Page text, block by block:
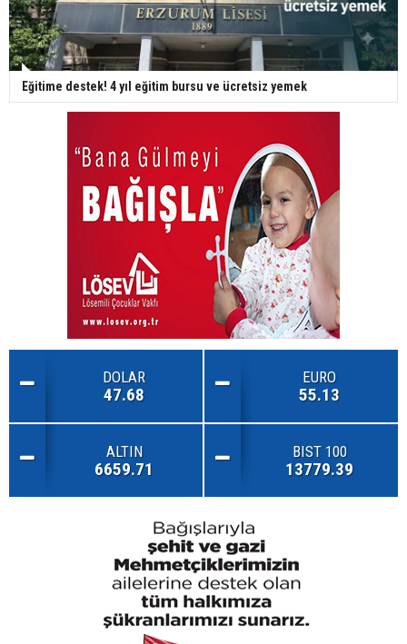
Eğitime destek! 4 yıl eğitim bursu ve ücretsiz yemek
DOLAR
47.68
EURO
55.13
ALTIN
6659.71
BIST 100
13779.39